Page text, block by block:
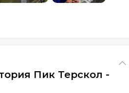
Пик Терскол -